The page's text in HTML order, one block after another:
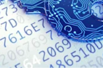
すべての製品
る
Português
简体中文
繁體中文
日本語